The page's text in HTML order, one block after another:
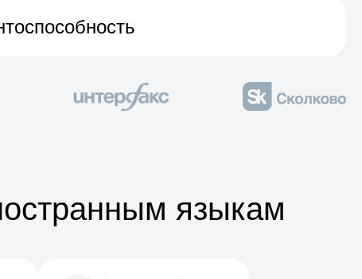
языкам